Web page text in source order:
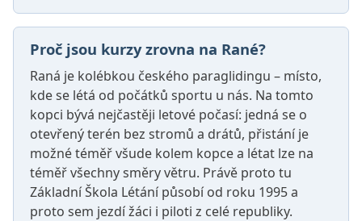
Proč jsou kurzy zrovna na Rané?
Raná je kolébkou českého paraglidingu – místo,
kde se létá od počátků sportu u nás. Na tomto
kopci bývá nejčastěji letové počasí: jedná se o
otevřený terén bez stromů a drátů, přistání je
možné téměř všude kolem kopce a létat lze na
téměř všechny směry větru. Právě proto tu
Základní Škola Létání působí od roku 1995 a
proto sem jezdí žáci i piloti z celé republiky.